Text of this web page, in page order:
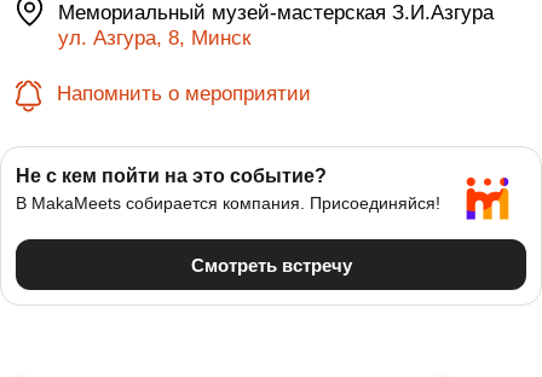
Мемориальный музей-мастерская З.И.Азгура
ул. Азгура, 8, Минск
Напомнить о мероприятии